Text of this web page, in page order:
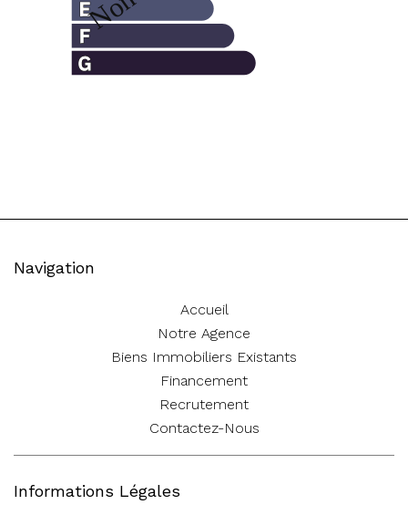
Navigation
Accueil
Notre Agence
Biens Immobiliers Existants
Financement
Recrutement
Contactez-Nous
Informations Légales